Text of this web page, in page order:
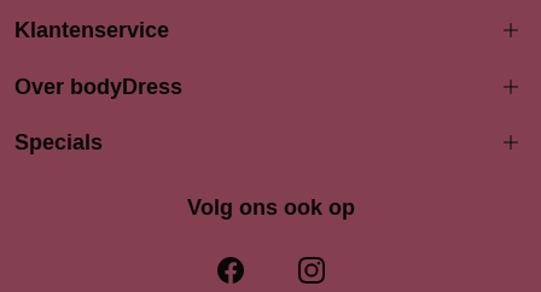
033 4690704
Openingstijden
Maandag 13:00 - 17:30
Klantenservice
Over bodyDress
Specials
Volg ons ook op